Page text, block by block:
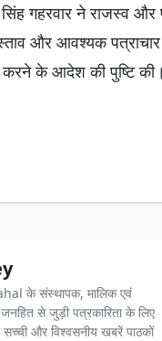
सिंह गहरवार ने राजस्व और
और आवश्यक पत्राचार
करने के आदेश की पुष्टि की।
के संस्थापक, मालिक एवं
से जुड़ी पत्रकारिता के लिए
सच्ची और विश्वसनीय खबरें पाठकों